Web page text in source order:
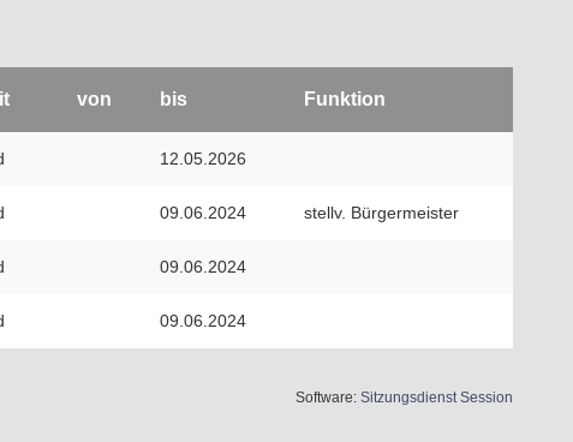
von bis Funktion
12.05.2026
09.06.2024 stellv. Bürgermeister
09.06.2024
09.06.2024
Software: SitzungsdienstSession